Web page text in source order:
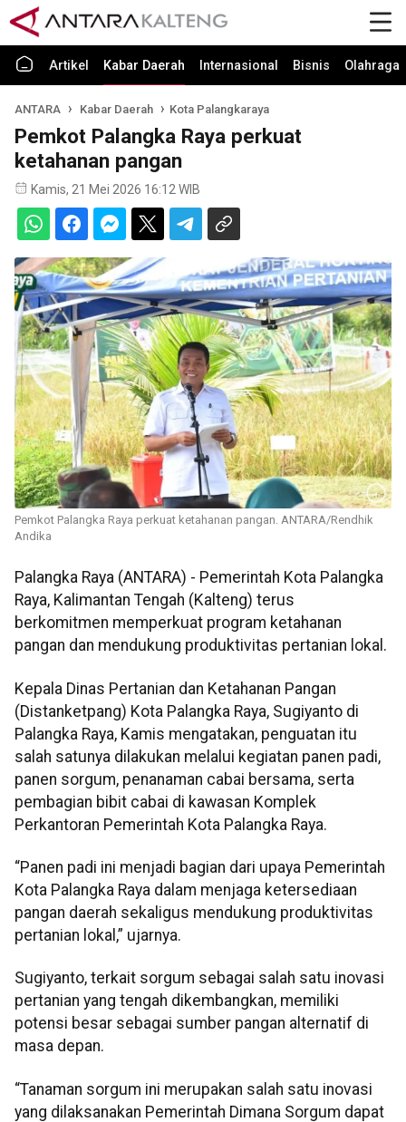
Artikel Kabar Daerah Internasional Bisnis Olahraga
ANTARA Kabar Daerah Kota Palangkaraya
Pemkot Palangka Raya perkuat
ketahanan pangan
Kamis, 21 Mei 2026 16:12 WIB
Pemkot Palangka Raya perkuat ketahanan pangan. ANTARA/Rendhik
Andika
Palangka Raya (ANTARA) - Pemerintah Kota Palangka
Raya, Kalimantan Tengah (Kalteng) terus
berkomitmen memperkuat program ketahanan
pangan dan mendukung produktivitas pertanian lokal.
Kepala Dinas Pertanian dan Ketahanan Pangan
(Distanketpang) Kota Palangka Raya, Sugiyanto di
Palangka Raya, Kamis mengatakan, penguatan itu
salah satunya dilakukan melalui kegiatan panen padi,
panen sorgum, penanaman cabai bersama, serta
pembagian bibit cabai di kawasan Komplek
Perkantoran Pemerintah Kota Palangka Raya.
“Panen padi ini menjadi bagian dari upaya Pemerintah
Kota Palangka Raya dalam menjaga ketersediaan
pangan daerah sekaligus mendukung produktivitas
pertanian lokal,” ujarnya.
Sugiyanto, terkait sorgum sebagai salah satu inovasi
pertanian yang tengah dikembangkan, memiliki
potensi besar sebagai sumber pangan alternatif di
masa depan.
“Tanaman sorgum ini merupakan salah satu inovasi
yang dilaksanakan Pemerintah Dimana Sorgum dapat